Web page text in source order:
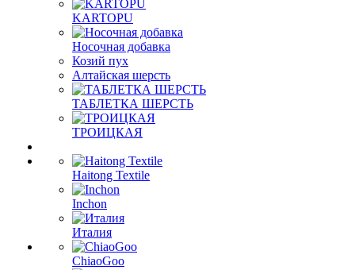
KARTOPU
Носочная добавка
Козий пух
Алтайская шерсть
ТАБЛЕTКА ШЕРСТЬ
ТРОИЦКАЯ
Haitong Textilе
Inchon
Италия
ChiaoGoo